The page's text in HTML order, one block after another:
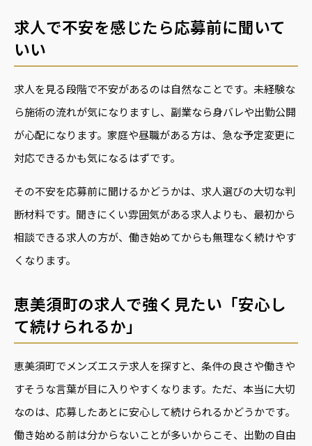
求人で不安を感じたら応募前に聞いて
いい
求人を見る段階で不安があるのは自然なことです。未経験な
ら施術の流れが気になりますし、副業なら身バレや出勤公開
が心配になります。家庭や昼職がある方は、急な予定変更に
対応できるかも気になるはずです。
その不安を応募前に聞けるかどうかは、求人選びの大切な判
断材料です。聞きにくい雰囲気がある求人よりも、最初から
相談できる求人の方が、働き始めてからも無理なく続けやす
くなります。
恵美須町の求人で強く見たい「安心し
て続けられるか」
恵美須町でメンズエステ求人を探すと、条件の良さや働きや
すそうな言葉が目に入りやすくなります。ただ、本当に大切
なのは、応募したあとに安心して続けられるかどうかです。
働き始める前は分からないことが多いからこそ、出勤の自由